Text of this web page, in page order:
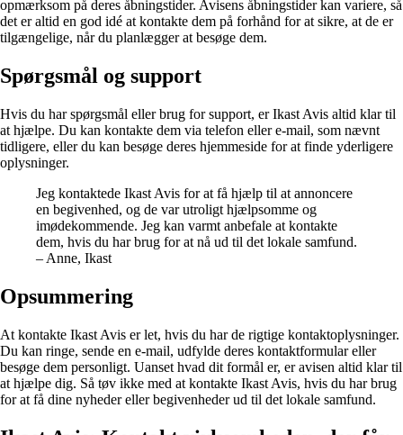
opmærksom på deres åbningstider. Avisens åbningstider kan variere, så
det er altid en god idé at kontakte dem på forhånd for at sikre, at de er
tilgængelige, når du planlægger at besøge dem.
Spørgsmål og support
Hvis du har spørgsmål eller brug for support, er Ikast Avis altid klar til
at hjælpe. Du kan kontakte dem via telefon eller e-mail, som nævnt
tidligere, eller du kan besøge deres hjemmeside for at finde yderligere
oplysninger.
Jeg kontaktede Ikast Avis for at få hjælp til at annoncere
en begivenhed, og de var utroligt hjælpsomme og
imødekommende. Jeg kan varmt anbefale at kontakte
dem, hvis du har brug for at nå ud til det lokale samfund.
– Anne, Ikast
Opsummering
At kontakte Ikast Avis er let, hvis du har de rigtige kontaktoplysninger.
Du kan ringe, sende en e-mail, udfylde deres kontaktformular eller
besøge dem personligt. Uanset hvad dit formål er, er avisen altid klar til
at hjælpe dig. Så tøv ikke med at kontakte Ikast Avis, hvis du har brug
for at få dine nyheder eller begivenheder ud til det lokale samfund.